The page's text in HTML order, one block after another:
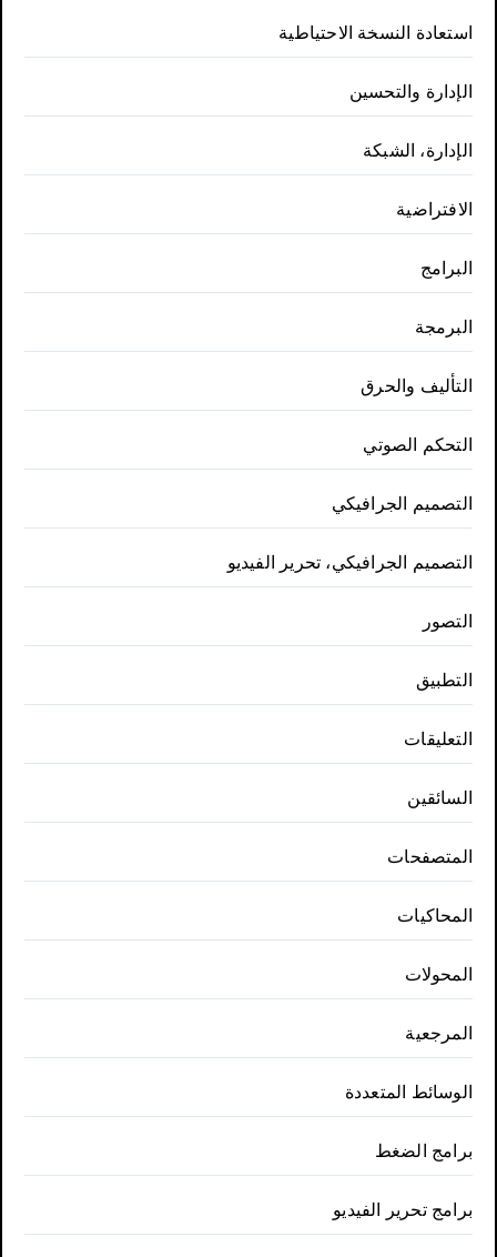
استعادة النسخة الاحتياطية
الإدارة والتحسين
الإدارة، الشبكة
الافتراضية
البرامج
البرمجة
التأليف والحرق
التحكم الصوتي
التصميم الجرافيكي
التصميم الجرافيكي، تحرير الفيديو
التصور
التطبيق
التعليقات
السائقين
المتصفحات
المحاكيات
المحولات
المرجعية
الوسائط المتعددة
برامج الضغط
برامج تحرير الفيديو